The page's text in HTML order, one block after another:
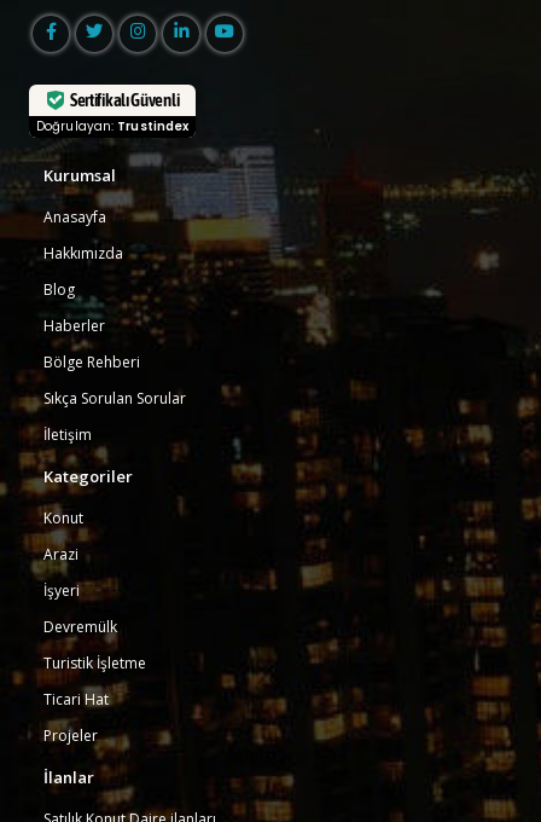
Sertifikalı Güvenli
Doğrulayan: Trustindex
Kurumsal
Anasayfa
Hakkımızda
Blog
Haberler
Bölge Rehberi
Sıkça Sorulan Sorular
İletişim
Kategoriler
Konut
Arazi
İşyeri
Devremülk
Turistik İşletme
Ticari Hat
Projeler
İlanlar